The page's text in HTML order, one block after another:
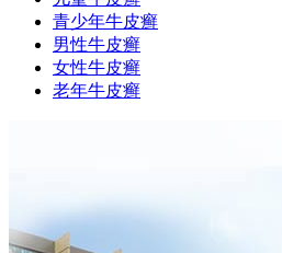
青少年牛皮癣
男性牛皮癣
女性牛皮癣
老年牛皮癣